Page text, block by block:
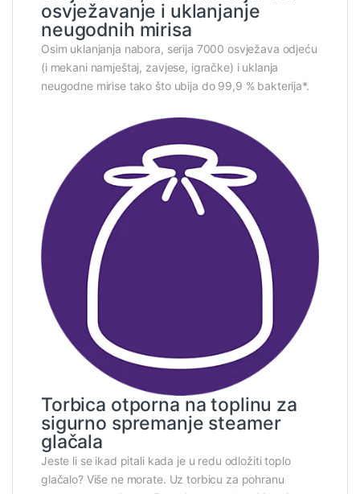
osvježavanje i uklanjanje
neugodnih mirisa
Osim uklanjanja nabora, serija 7000 osvježava odjeću
(i mekani namještaj, zavjese, igračke) i uklanja
neugodne mirise tako što ubija do 99,9 % bakterija*.
Torbica otporna na toplinu za
sigurno spremanje steamer
glačala
Jeste li se ikad pitali kada je u redu odložiti toplo
glačalo? Više ne morate. Uz torbicu za pohranu